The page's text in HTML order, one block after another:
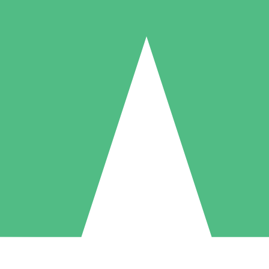
Individuella Kreditpaket
per användning med nedladdningskrediter. Inget månatligt åtagande
5 Nedladdningar
US$